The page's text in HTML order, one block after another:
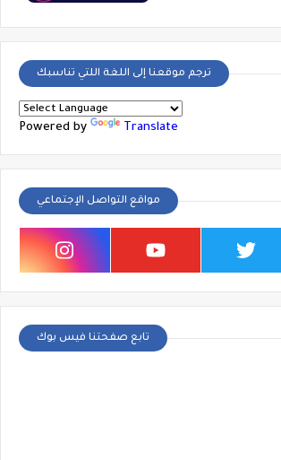
ترجم موقعنا إلى اللغة اللتي تناسبك
Powered by Translate
مواقع التواصل الإجتماعي
تابع صفحتنا فيس بوك